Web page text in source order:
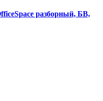
разборный, БВ,